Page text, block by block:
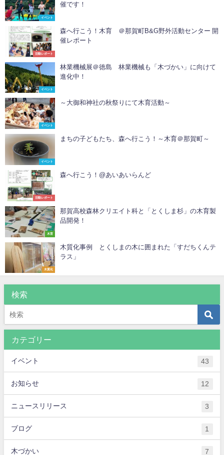
イベント
催です！
活動レポート
森へ行こう！木育 ＠那賀町B&G野外活動センター 開
催レポート
イベント
林業機械展＠徳島 林業機械も「木づかい」に向けて
進化中！
イベント
～大御和神社の秋祭りにて木育活動～
イベント
まちの子どもたち、森へ行こう！～木育＠那賀町～
活動レポート
森へ行こう！@あいあいらんど
木育
那賀高校森林クリエイト科と「とくしま杉」の木育製
品開発！
木質化
木質化事例 とくしまの木に囲まれた「すだちくんテ
ラス」
検索
カテゴリー
イベント 43
お知らせ 12
ニュースリリース 3
ブログ 1
木づかい 7